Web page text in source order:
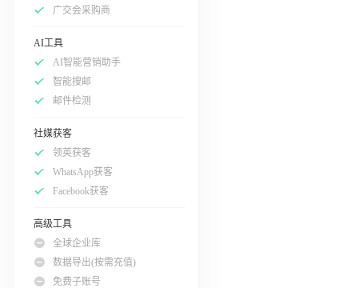
广交会采购商
AI工具
AI智能营销助手
智能搜邮
邮件检测
社媒获客
领英获客
WhatsApp获客
Facebook获客
高级工具
全球企业库
数据导出(按需充值)
免费子账号